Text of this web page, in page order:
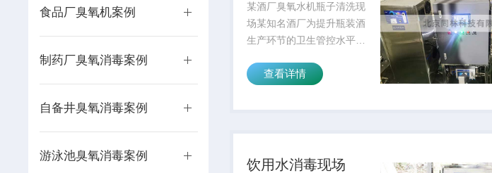
食品厂臭氧机案例
制药厂臭氧消毒案例
自备井臭氧消毒案例
游泳池臭氧消毒案例
某酒厂臭氧水机瓶子清洗现
场某知名酒厂为提升瓶装酒
生产环节的卫生管控水平，
残留隐患等问题，定制采购
专用臭氧水机，专
查看详情
饮用水消毒现场